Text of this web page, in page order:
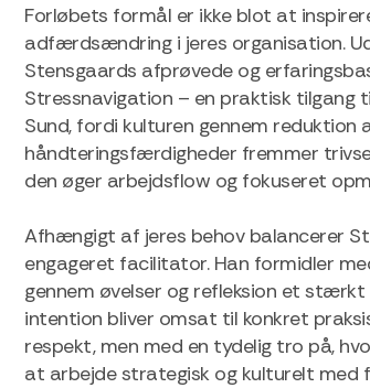
Forløbets formål er ikke blot at
adfærdsændring i jeres organisation.
Stensgaards afprøvede og
Stressnavigation – en praktisk tilgang
Sund, fordi kulturen gennem
håndteringsfærdigheder fremmer
den øger arbejdsflow og fokuseret
Afhængigt af jeres behov balancerer
engageret facilitator. Han formidler
gennem øvelser og refleksion et
intention bliver omsat til konkret
respekt, men med en tydelig tro på,
at arbejde strategisk og kulturelt med